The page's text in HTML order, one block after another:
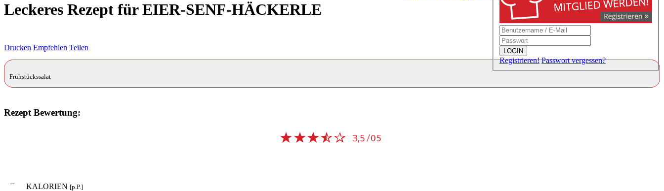
LOGIN
Registrieren! Passwort vergessen?
Leckeres Rezept fürEIER-SENF-HÄCKERLE
Drucken Empfehlen Teilen
Frühstückssalat
Rezept Bewertung:
– KALORIEN [p.P.]